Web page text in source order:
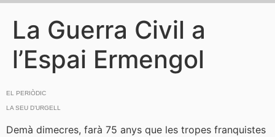
La Guerra Civil a
l’Espai Ermengol
EL PERIÒDIC
LA SEU D’URGELL
Demà dimecres, farà 75 anys que les tropes franquistes